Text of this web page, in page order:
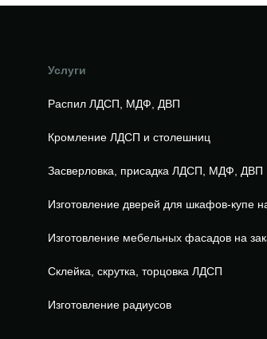
Услуги
Распил ЛДСП, МДФ, ДВП
Кромление ЛДСП и столешниц
Засверловка, присадка ЛДСП, МДФ, ДВП
Изготовление дверей для шкафов-купе
Изготовление мебельных фасадов на
Склейка, скрутка, торцовка ЛДСП
Изготовление радиусов